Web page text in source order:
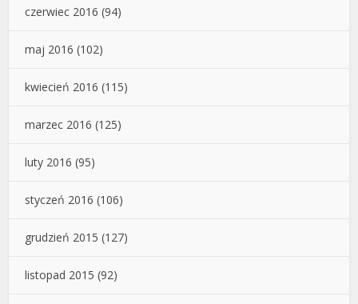
czerwiec 2016 (94)
maj 2016 (102)
kwiecień 2016 (115)
marzec 2016 (125)
luty 2016 (95)
styczeń 2016 (106)
grudzień 2015 (127)
listopad 2015 (92)